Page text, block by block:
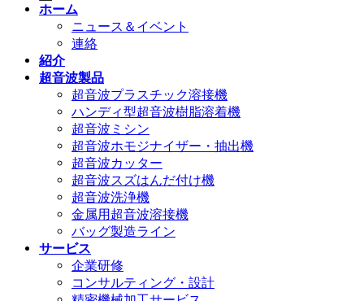
ホーム
ニュース＆イベント
連絡
紹介
超音波製品
超音波プラスチック溶接機
ハンディ型超音波樹脂溶着機
超音波ミシン
超音波ホモジナイザー・抽出機
超音波カッター
超音波スズはんだ付け機
超音波洗浄機
金属用超音波溶接機
バッグ製造ライン
サービス
企業研修
コンサルティング・設計